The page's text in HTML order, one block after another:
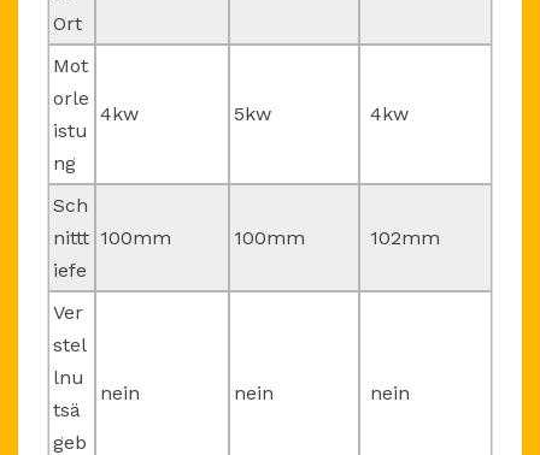
Ort
Mot
orle
istu
ng
4kw 5kw 4kw
Sch
nittt
iefe
100mm 100mm 102mm
Ver
stel
lnu
tsä
geb
nein nein nein